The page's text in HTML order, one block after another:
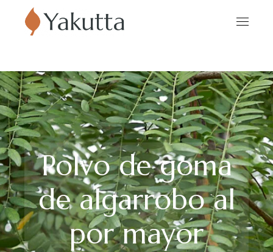
Polvo de goma
de algarrobo al
por mayor